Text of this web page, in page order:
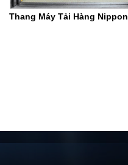
Thang Máy Tải Hàng Nippon